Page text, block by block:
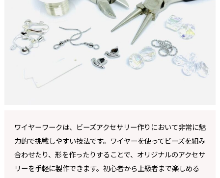
ワイヤーワークは、ビーズアクセサリー作りにおいて非常に魅
力的で挑戦しやすい技法です。ワイヤーを使ってビーズを組み
合わせたり、形を作ったりすることで、オリジナルのアクセサ
リーを手軽に製作できます。初心者から上級者まで楽しめる